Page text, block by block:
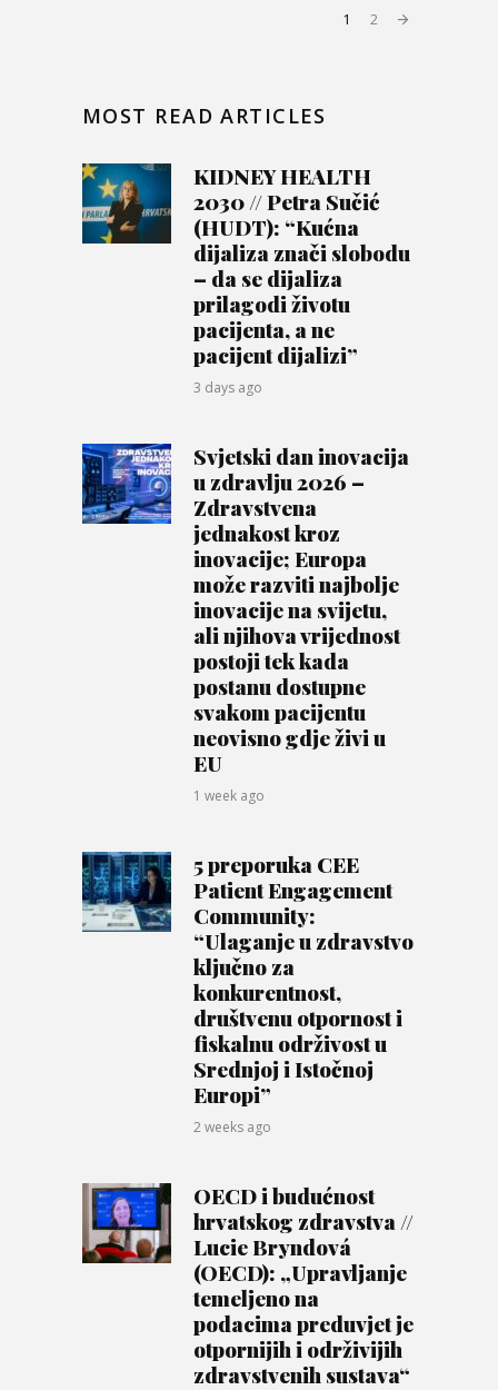
1 2
MOST READ ARTICLES
KIDNEY HEALTH
2030 // Petra Sučić
(HUDT): “Kućna
dijaliza znači slobodu
– da se dijaliza
prilagodi životu
pacijenta, a ne
pacijent dijalizi”
3 days ago
Svjetski dan inovacija
u zdravlju 2026 –
Zdravstvena
jednakost kroz
inovacije; Europa
može razviti najbolje
inovacije na svijetu,
ali njihova vrijednost
postoji tek kada
postanu dostupne
svakom pacijentu
neovisno gdje živi u
EU
1 week ago
5 preporuka CEE
Patient Engagement
Community:
“Ulaganje u zdravstvo
ključno za
konkurentnost,
društvenu otpornost i
fiskalnu održivost u
Srednjoj i Istočnoj
Europi”
2 weeks ago
OECD i budućnost
hrvatskog zdravstva //
Lucie Bryndová
(OECD): „Upravljanje
temeljeno na
podacima preduvjet je
otpornijih i održivijih
zdravstvenih sustava“